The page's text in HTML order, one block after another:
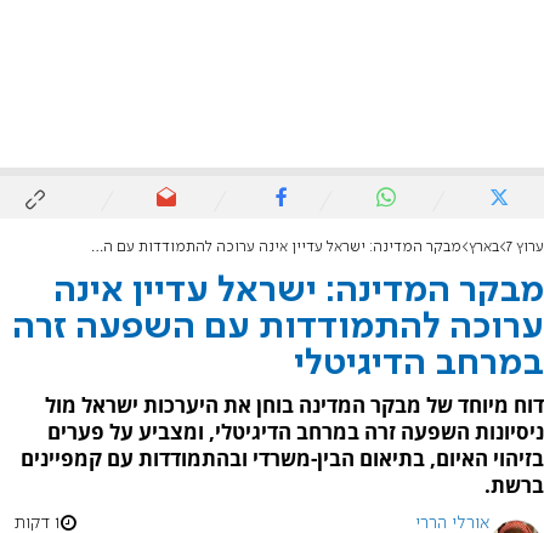
ערוץ 7 בארץ מבקר המדינה: ישראל עדיין אינה ערוכה להתמודדות עם השפעה זרה במרחב הדיגיטלי
מבקר המדינה: ישראל עדיין אינה
ערוכה להתמודדות עם השפעה זרה
במרחב הדיגיטלי
דוח מיוחד של מבקר המדינה בוחן את היערכות ישראל מול
ניסיונות השפעה זרה במרחב הדיגיטלי, ומצביע על פערים
בזיהוי האיום, בתיאום הבין-משרדי ובהתמודדות עם קמפיינים
ברשת.
אורלי הררי 1 דקות